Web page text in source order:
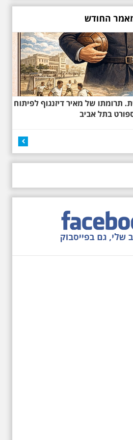
רות, כיכר
של ג'ניה
הלבנה ומי
שזכתה בפרס ראשון ב 1934 לתכנון
כיכר דיזנגוף. מחיר הסיור 150
אבו
וגם
לבקר
על
בתל אביב.
הראשונה
19 והפכה בתקופת
והפכה
החודש
תרומתו של מאיר דיזנגוף לפיתוח
בתל אביב